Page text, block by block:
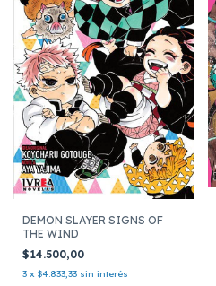
DEMON SLAYER SIGNS OF
THE WIND
$14.500,00
3 x $4.833,33 sin interés